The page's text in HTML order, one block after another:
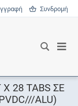
Συνδρομή
X 28 TABS ΣΕ
ALU)